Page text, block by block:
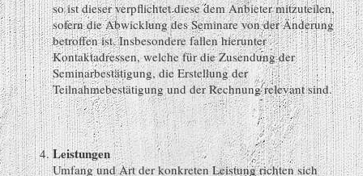
so ist dieser verpflichtet diese dem Anbieter mitzuteilen,
sofern die Abwicklung des Seminare von der Änderung
betroffen ist. Insbesondere fallen hierunter
Kontaktadressen, welche für die Zusendung der
Seminarbestätigung, die Erstellung der
Teilnahmebestätigung und der Rechnung relevant sind.
Leistungen
Umfang und Art der konkreten Leistung richten sich